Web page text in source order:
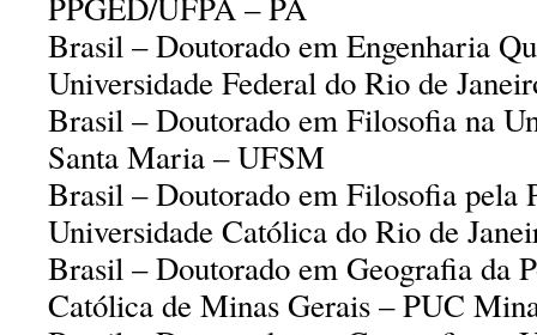
Brasil – Doutorado em Engenharia
Universidade Federal do Rio de
Brasil – Doutorado em Filosofia na
Santa Maria – UFSM
Brasil – Doutorado em Filosofia pela
Universidade Católica do Rio de
Brasil – Doutorado em Geografia da
Católica de Minas Gerais – PUC